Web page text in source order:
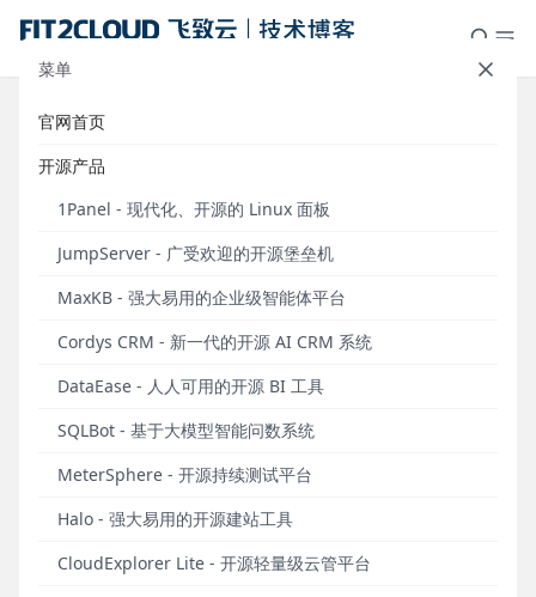
菜单
官网首页
开源产品
1Panel - 现代化、开源的 Linux 面板
JumpServer - 广受欢迎的开源堡垒机
MaxKB - 强大易用的企业级智能体平台
Cordys CRM - 新一代的开源 AI CRM 系统
DataEase - 人人可用的开源 BI 工具
SQLBot - 基于大模型智能问数系统
MeterSphere - 开源持续测试平台
Halo - 强大易用的开源建站工具
CloudExplorer Lite - 开源轻量级云管平台
仪表板展示｜DataEase看中国：历
年双十一电商销售数据分析
背景介绍
2024年“双十一”购物季正在火热进行中。自2009年首